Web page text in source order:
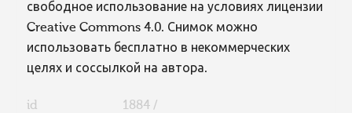
свободное использование на условиях лицензии
Creative Commons 4.0. Снимок можно
использовать бесплатно в некоммерческих
целях и соссылкой на автора.
id 1884 /